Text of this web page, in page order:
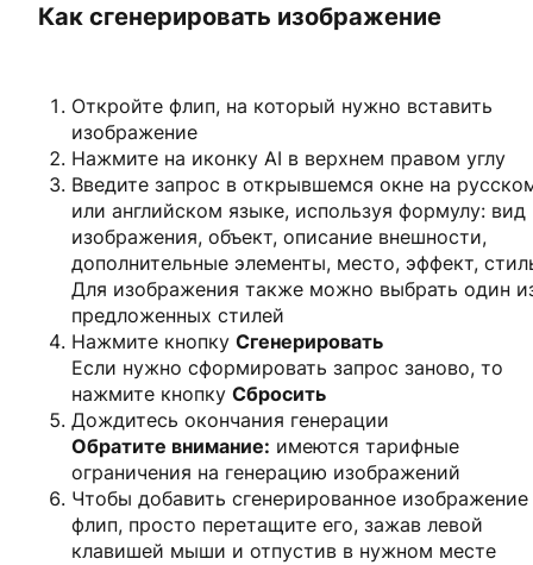
Как сгенерировать изображение
Откройте флип, на который нужно вставить
изображение
Нажмите на иконку AI в верхнем правом углу
Введите запрос в открывшемся окне на
или английском языке, используя формулу: вид
изображения, объект, описание внешности,
дополнительные элементы, место, эффект,
Для изображения также можно выбрать один
предложенных стилей
Нажмите кнопку Сгенерировать
Если нужно сформировать запрос заново, то
нажмите кнопку Сбросить
Дождитесь окончания генерации
Обратите внимание: имеются тарифные
ограничения на генерацию изображений
Чтобы добавить сгенерированное изображение
флип, просто перетащите его, зажав левой
клавишей мыши и отпустив в нужном месте